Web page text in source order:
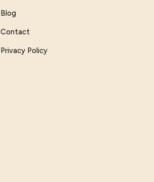
Blog
Contact
Privacy Policy